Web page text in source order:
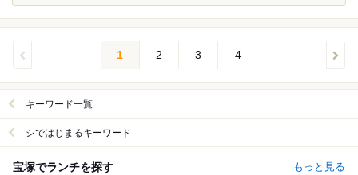
1 2 3 4
キーワード一覧
シではじまるキーワード
宝塚でランチを探す もっと見る